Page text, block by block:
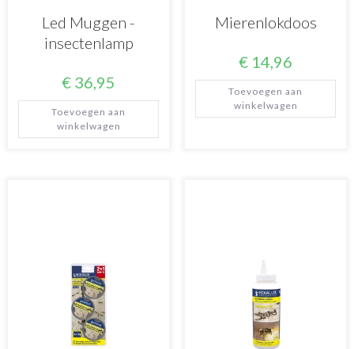
Led Muggen -
insectenlamp
€ 36,95
Toevoegen aan
winkelwagen
Mierenlokdoos
€ 14,96
Toevoegen aan
winkelwagen